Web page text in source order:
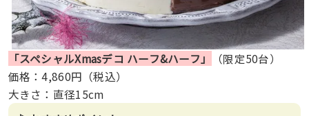
「スペシャルXmasデコ ハーフ&ハーフ」
（限定50台）
価格：4,860円（税込）
大きさ：直径15cm